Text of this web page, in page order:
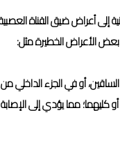
أعراض ضيق القناة العصبية
أو في الجزء الداخلي
مما يؤدي إلى